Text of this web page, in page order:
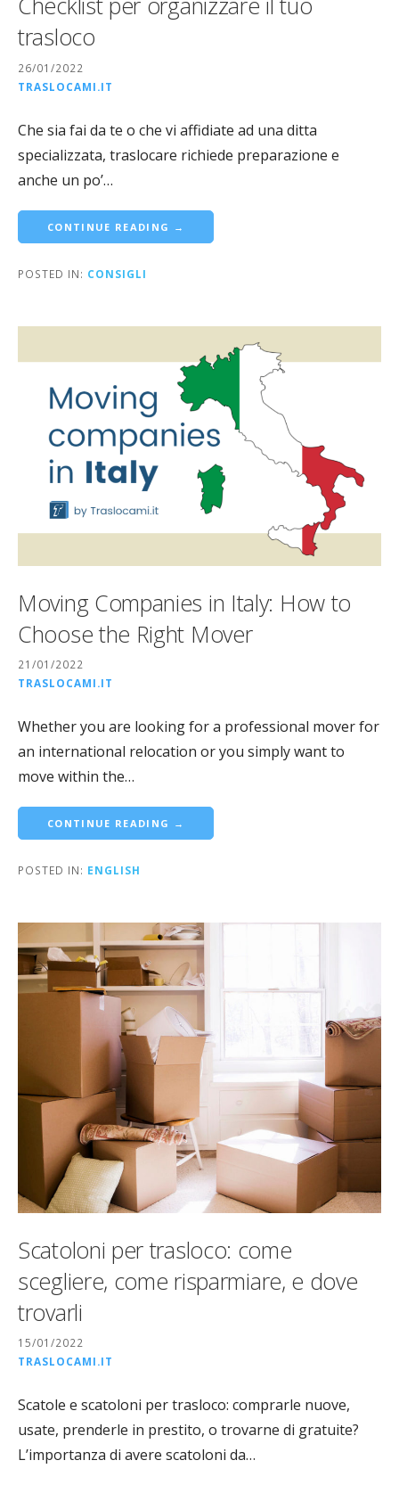
trasloco
26/01/2022
TRASLOCAMI.IT
Che sia fai da te o che vi affidiate ad una ditta
specializzata, traslocare richiede preparazione e
anche un po’…
CONTINUE READING →
POSTED IN: CONSIGLI
Moving Companies in Italy: How to
Choose the Right Mover
21/01/2022
TRASLOCAMI.IT
Whether you are looking for a professional mover for
an international relocation or you simply want to
move within the…
CONTINUE READING →
POSTED IN: ENGLISH
Scatoloni per trasloco: come
scegliere, come risparmiare, e dove
trovarli
15/01/2022
TRASLOCAMI.IT
Scatole e scatoloni per trasloco: comprarle nuove,
usate, prenderle in prestito, o trovarne di gratuite?
L’importanza di avere scatoloni da…